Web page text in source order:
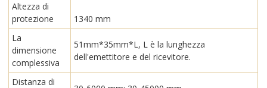
Altezza di
protezione
1340 mm
La
dimensione
complessiva
51mm*35mm*L, L è la lunghezza
dell'emettitore e del ricevitore.
Distanza di